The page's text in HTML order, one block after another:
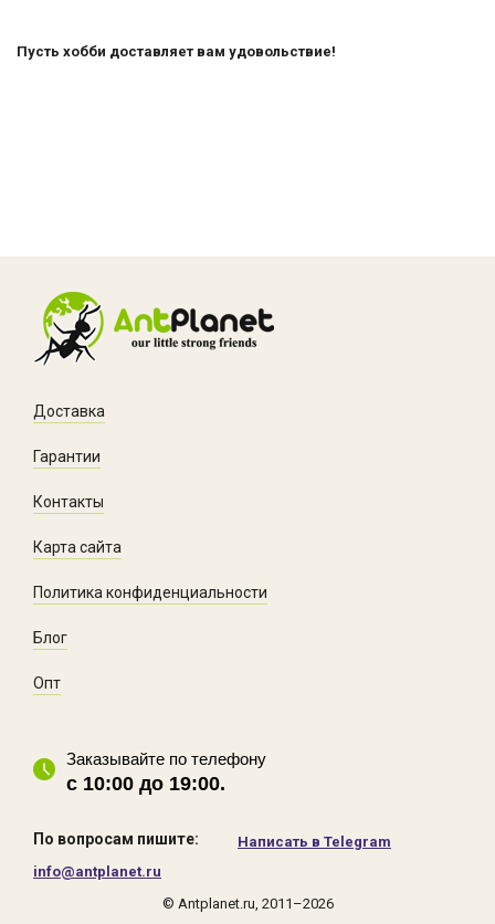
Пусть хобби доставляет вам удовольствие!
Доставка
Гарантии
Контакты
Карта сайта
Политика конфиденциальности
Блог
Опт
Заказывайте по телефону
с 10:00 до 19:00.
По вопросам пишите:
Написать в Telegram
info@antplanet.ru
© Antplanet.ru, 2011–2026